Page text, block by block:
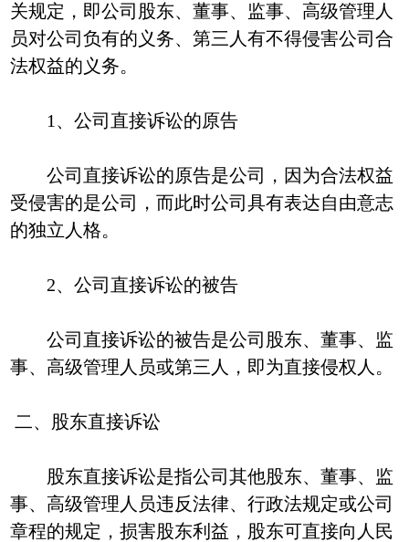
关规定，即公司股东、董事、监事、高级管理人
员对公司负有的义务、第三人有不得侵害公司合
法权益的义务。
1、公司直接诉讼的原告
公司直接诉讼的原告是公司，因为合法权益
受侵害的是公司，而此时公司具有表达自由意志
的独立人格。
2、公司直接诉讼的被告
公司直接诉讼的被告是公司股东、董事、监
事、高级管理人员或第三人，即为直接侵权人。
二、股东直接诉讼
股东直接诉讼是指公司其他股东、董事、监
事、高级管理人员违反法律、行政法规定或公司
章程的规定，损害股东利益，股东可直接向人民